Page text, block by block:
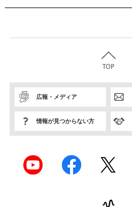
広報・メディア
情報が見つからない方